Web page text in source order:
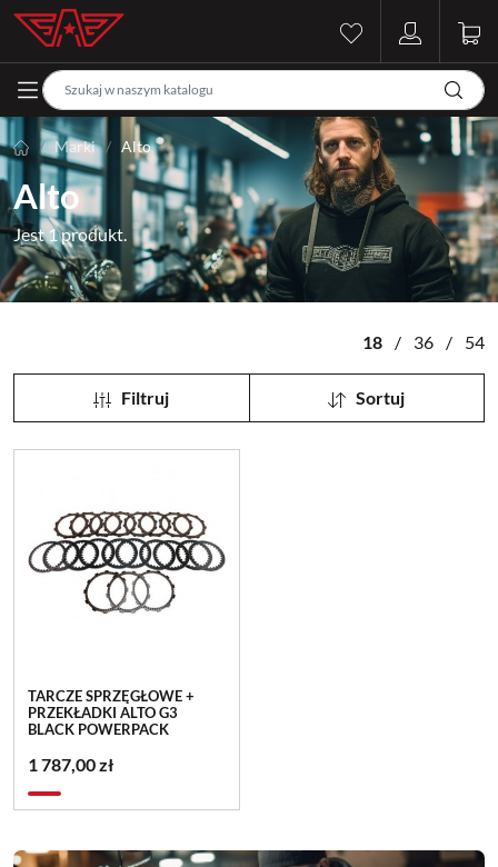
Marki Alto
Alto
Jest 1 produkt.
18 / 36 / 54
Filtruj Sortuj
TARCZE SPRZĘGŁOWE +
PRZEKŁADKI ALTO G3
BLACK POWERPACK
1 787,00 zł